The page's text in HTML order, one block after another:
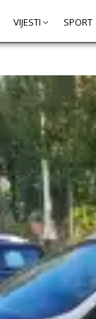
VIJESTI SPORT